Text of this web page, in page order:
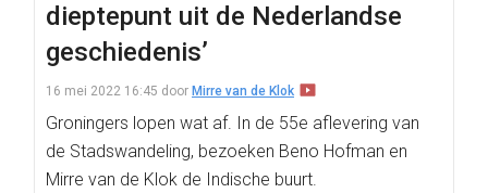
dieptepunt uit de Nederlandse
geschiedenis’
16 mei 2022 16:45 door Mirre van de Klok
Groningers lopen wat af. In de 55e aflevering van
de Stadswandeling, bezoeken Beno Hofman en
Mirre van de Klok de Indische buurt.